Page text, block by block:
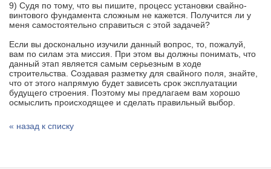
9) Судя по тому, что вы пишите, процесс установки свайно-
винтового фундамента сложным не кажется. Получится ли у
меня самостоятельно справиться с этой задачей?
Если вы досконально изучили данный вопрос, то, пожалуй,
вам по силам эта миссия. При этом вы должны понимать, что
данный этап является самым серьезным в ходе
строительства. Создавая разметку для свайного поля, знайте,
что от этого напрямую будет зависеть срок эксплуатации
будущего строения. Поэтому мы предлагаем вам хорошо
осмыслить происходящее и сделать правильный выбор.
« назад к списку